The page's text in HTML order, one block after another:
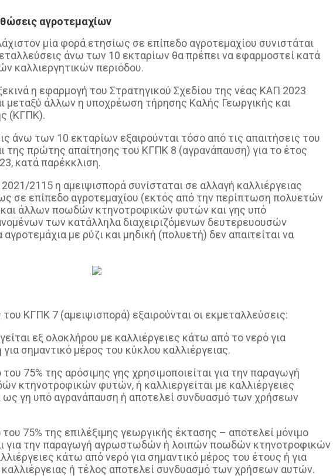
αγροτεμαχίων
μία φορά ετησίως σε επίπεδο αγροτεμαχίου συνιστάται
άνω των 10 εκταρίων θα πρέπει να εφαρμοστεί κατά
καλλιεργητικών περιόδου.
η εφαρμογή του Στρατηγικού Σχεδίου της νέας ΚΑΠ 2023
μεταξύ άλλων η υποχρέωση τήρησης Καλής Γεωργικής και
(ΚΓΠΚ).
άνω των 10 εκταρίων εξαιρούνται τόσο από τις απαιτήσεις του
της πρώτης απαίτησης του ΚΓΠΚ 8 (αγρανάπαυση) για το έτος
κατά παρέκκλιση.
2115 η αμειψισπορά συνίσταται σε αλλαγή καλλιέργειας
σε επίπεδο αγροτεμαχίου (εκτός από την περίπτωση πολυετών
άλλων ποωδών κτηνοτροφικών φυτών και γης υπό
των κατάλληλα διαχειριζόμενων δευτερευουσών
με ρύζι και μηδική (πολυετή) δεν απαιτείται να
ΚΓΠΚ 7 (αμειψισπορά) εξαιρούνται οι εκμεταλλεύσεις:
εξ ολοκλήρου με καλλιέργειες κάτω από το νερό για
σημαντικό μέρος του κύκλου καλλιέργειας.
75% της αρόσιμης γης χρησιμοποιείται για την παραγωγή
κτηνοτροφικών φυτών, ή καλλιεργείται με καλλιέργειες
ως γη υπό αγρανάπαυση ή αποτελεί συνδυασμό των χρήσεων
75% της επιλέξιμης γεωργικής έκτασης – αποτελεί μόνιμο
για την παραγωγή αγρωστωδών ή λοιπών ποωδών κτηνοτροφικών
κάτω από νερό για σημαντικό μέρος του έτους ή για
ή τέλος αποτελεί συνδυασμό των χρήσεων αυτών.